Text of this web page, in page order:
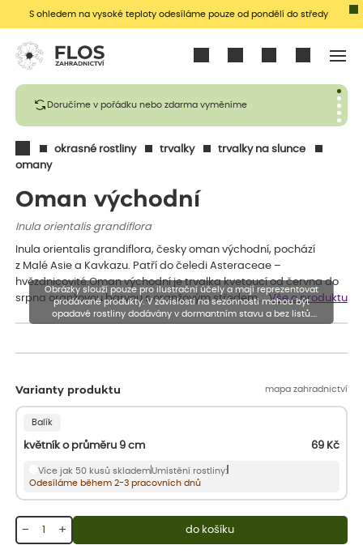
S ohledem na vysoké teploty odesíláme pouze od pondělí do středy
Doručíme v pořádku nebo zdarma vyměníme
okrasné rostliny trvalky
trvalky na slunce
omany
Oman východní
Inula orientalis grandiflora
Inula orientalis grandiflora, česky oman východní, pochází
z Malé Asie a Kavkazu. Patří do čeledi Asteraceae –
hvězdnicovité.Oman východní je trvalka kvetoucí od června do
srpna oranžovou barvou s oranžovým středem.… Vše o produktu
Varianty produktu mapa zahradnictví
Balík
květník o průměru 9 cm 69 Kč
Více jak 50 kusů sklademUmístění rostliny:
Odesíláme během 2-3 pracovních dnů
+
− do košíku
Obrázky slouží pouze pro ilustrační účely a mají reprezentovat
prodávané produkty. V závislosti na sezónnosti mohou být
opadavé rostliny dodávány v dormantním stavu a bez listů.
Rostliny mohou být také sestřiženy níže, než je uvedená výška,